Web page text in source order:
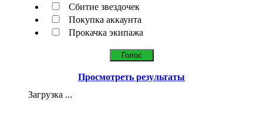
Сбитие звездочек
Покупка аккаунта
Прокачка экипажа
Просмотреть результаты
Загрузка ...